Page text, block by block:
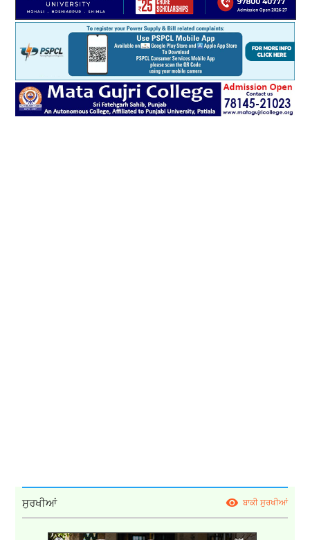
ਸੁਰਖੀਆਂ ਬਾਕੀ ਸੁਰਖੀਆਂ